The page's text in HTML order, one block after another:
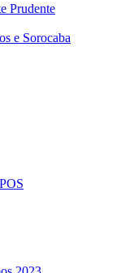
Prudente
e Sorocaba